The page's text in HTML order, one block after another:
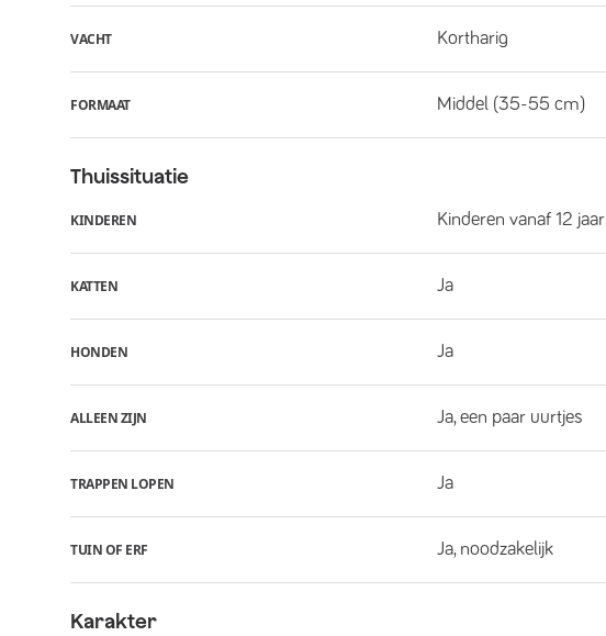
VACHT Kortharig
FORMAAT Middel (35-55 cm)
Thuissituatie
KINDEREN Kinderen vanaf 12 jaar
KATTEN Ja
HONDEN Ja
ALLEEN ZIJN Ja, een paar uurtjes
TRAPPEN LOPEN Ja
TUIN OF ERF Ja, noodzakelijk
Karakter